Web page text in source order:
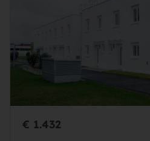
€ 1.432